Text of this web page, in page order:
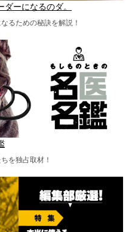
ダーになるのダ。
るための秘訣を解説！
を独占取材！